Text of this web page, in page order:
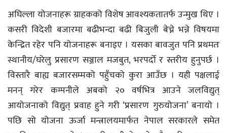
अघिल्ला योजनाहरू ग्राहकको विशेष आवश्यकतातर्फ उन्मुख थिए ।
कसरी विदेशी बजारमा बढीभन्दा बढी बिजुली बेच्ने भन्ने विषयमा
केन्द्रित रहेर पनि योजनाहरू बनाइए । यसका बावजुत पनि प्रथमतः
स्थानीय/घरेलु प्रसारण सञ्जाल मजबुत, भरपर्दो र स्तरीय हुनुपर्छ ।
विस्तारै बाह्य बजारसम्मको पहुँचको कुरा आउँछ । यही पक्षलाई
मनन् गरेर कम्पनीले अबको २० वर्षभित्र आउने जलविद्युत्
आयोजनाको विद्युत् प्रवाह हुने गरी ‘प्रसारण गुरुयोजना’ बनायो ।
पछि सो योजना ऊर्जा मन्त्रालयमार्फत नेपाल सरकारले समेत